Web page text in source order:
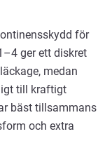
för
ger ett diskret
medan
till kraftigt
bäst tillsammans
och extra